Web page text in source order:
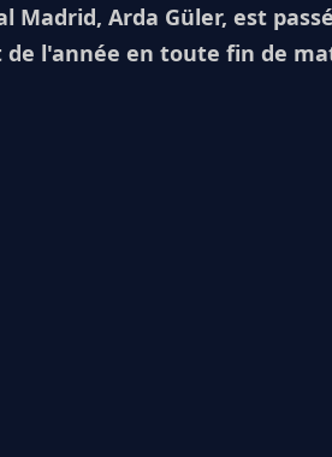
Arda Güler, est
l'année en toute fin de